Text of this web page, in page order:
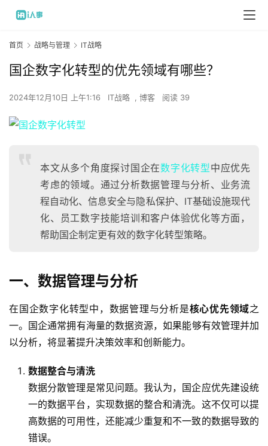
首页 战略与管理 IT战略
国企数字化转型的优先领域有哪些？
2024年12月10日 上午1:16 IT战略 , 博客 阅读 39
本文从多个角度探讨国企在数字化转型中应优先
考虑的领域。通过分析数据管理与分析、业务流
程自动化、信息安全与隐私保护、IT基础设施现代
化、员工数字技能培训和客户体验优化等方面，
帮助国企制定更有效的数字化转型策略。
一、数据管理与分析
在国企数字化转型中，数据管理与分析是核心优先领域之
一。国企通常拥有海量的数据资源，如果能够有效管理并加
以分析，将显著提升决策效率和创新能力。
数据整合与清洗
数据分散管理是常见问题。我认为，国企应优先建设统
一的数据平台，实现数据的整合和清洗。这不仅可以提
高数据的可用性，还能减少重复和不一致的数据导致的
错误。